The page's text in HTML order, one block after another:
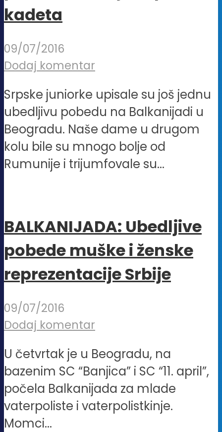
kadeta
09/07/2016
Dodaj komentar
Srpske juniorke upisale su još jednu
ubedljivu pobedu na Balkanijadi u
Beogradu. Naše dame u drugom
kolu bile su mnogo bolje od
Rumunije i trijumfovale su...
BALKANIJADA: Ubedljive
pobede muške i ženske
reprezentacije Srbije
09/07/2016
Dodaj komentar
U četvrtak je u Beogradu, na
bazenim SC “Banjica” i SC “11. april”,
počela Balkanijada za mlade
vaterpoliste i vaterpolistkinje.
Momci...